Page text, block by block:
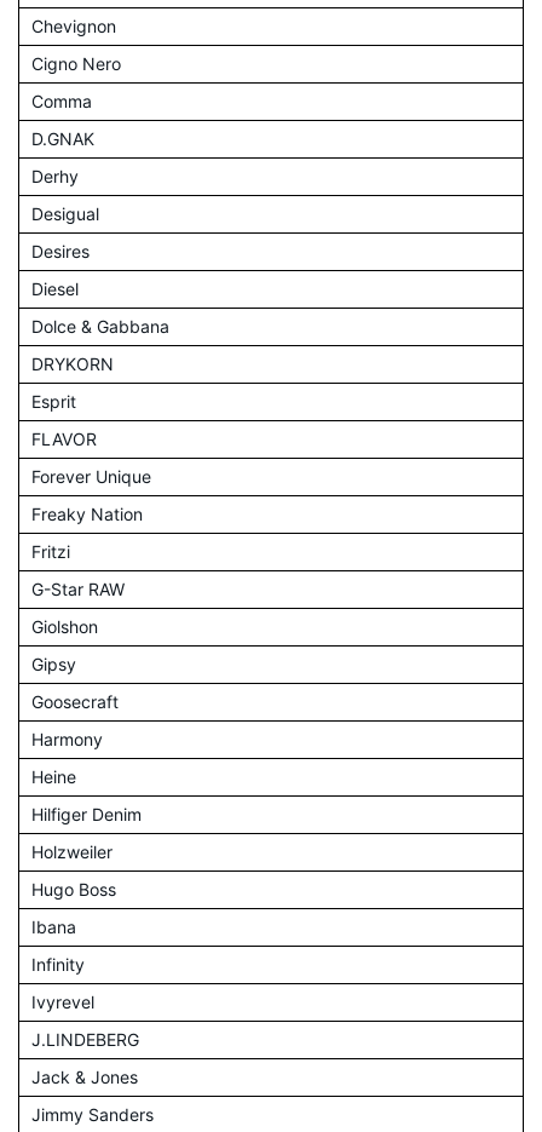
Chevignon
Cigno Nero
Comma
D.GNAK
Derhy
Desigual
Desires
Diesel
Dolce & Gabbana
DRYKORN
Esprit
FLAVOR
Forever Unique
Freaky Nation
Fritzi
G-Star RAW
Giolshon
Gipsy
Goosecraft
Harmony
Heine
Hilfiger Denim
Holzweiler
Hugo Boss
Ibana
Infinity
Ivyrevel
J.LINDEBERG
Jack & Jones
Jimmy Sanders